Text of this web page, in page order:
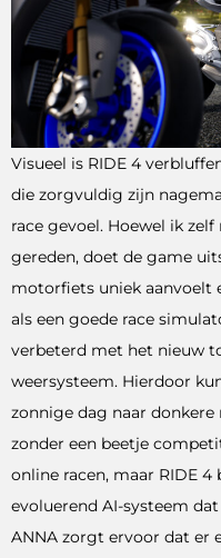
Visueel is RIDE 4
die zorgvuldig zijn
race gevoel. Hoewel ik
gereden, doet de game
motorfiets uniek aanvoelt
als een goede race
verbeterd met het nieuw
weersysteem. Hierdoor
zonnige dag naar donkere
zonder een beetje
online racen, maar RIDE 4
evoluerend AI-systeem
ANNA zorgt ervoor dat er